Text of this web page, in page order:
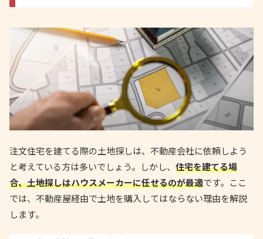
注文住宅を建てる際の土地探しは、不動産会社に依頼しよう
と考えている方は多いでしょう。しかし、 住宅を建てる場
合、土地探しはハウスメーカーに任せるのが最適です。ここ
では、不動産屋経由で土地を購入してはならない理由を解説
します。